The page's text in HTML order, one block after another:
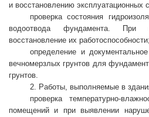
и восстановлению эксплуатационных
проверка состояния
водоотвода фундамента. При
восстановление их работоспособности;
определение и
вечномерзлых грунтов для
грунтов.
2. Работы, выполняемые в
проверка температурно-
помещений и при выявлении